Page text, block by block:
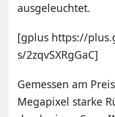
ausgeleuchtet.
[gplus https://
s/2zqvSXRgGaC]
Gemessen am
Megapixel starke